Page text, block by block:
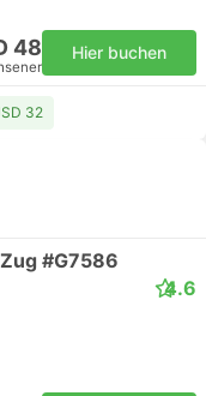
48 Hier buchen
32
#G7586
4.6